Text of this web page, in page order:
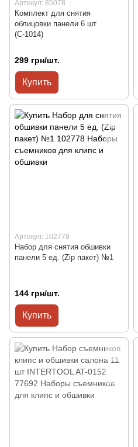
Артикул: 85078
Комплект для снятия
облицовки панели 6 шт
(С-1014)
299 грн/шт.
Купить
Артикул: 102778
Набор для снятия обшивки
панели 5 ед. (Zip пакет) №1
144 грн/шт.
Купить